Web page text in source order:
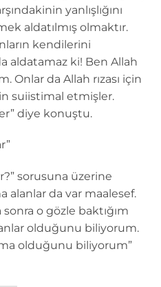
yanlışlığını
aldatılmış olmaktır.
kendilerini
aldatamaz ki! Ben Allah
Onlar da Allah rızası için
suiistimal etmişler.
diye konuştu.
sorusuna üzerine
alanlar da var maalesef.
o gözle baktığım
olduğunu biliyorum.
olduğunu biliyorum”